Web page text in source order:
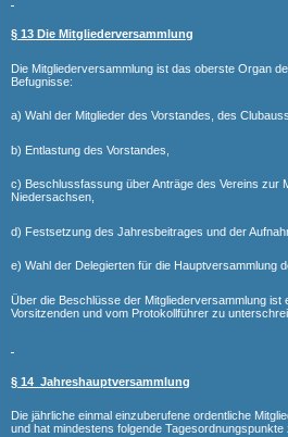
§ 13 Die Mitgliederversammlung
Die Mitgliederversammlung ist das oberste Organ
Befugnisse:
a) Wahl der Mitglieder des Vorstandes, des
b) Entlastung des Vorstandes,
c) Beschlussfassung über Anträge des Vereins zur
Niedersachsen,
d) Festsetzung des Jahresbeitrages und der
e) Wahl der Delegierten für die Hauptversammlung
Über die Beschlüsse der Mitgliederversammlung
Vorsitzenden und vom Protokollführer zu
§ 14 Jahreshauptversammlung
Die jährliche einmal einzuberufene ordentliche
und hat mindestens folgende Tagesordnungspunkte